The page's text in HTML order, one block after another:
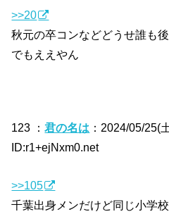
>>20
秋元の卒コンなどどうせ誰も
でもええやん
123 ：君の名は ：2024/05/25(
ID:r1+ejNxm0.net
>>105
千葉出身メンだけど同じ小学